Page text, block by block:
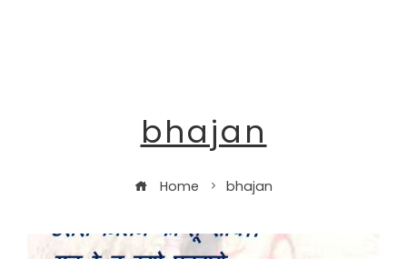
bhajan
Home bhajan